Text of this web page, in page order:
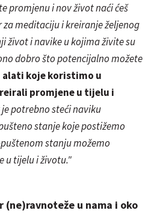
promjenu i nov život naći ćeš
meditaciju i kreiranje željenog
život i navike u kojima živite su
dobro što potencijalno možete
koje koristimo u
promjene u tijelu i
potrebno steći naviku
stanje koje postižemo
stanju možemo
u tijelu i životu."
(ne)ravnoteže u nama i oko